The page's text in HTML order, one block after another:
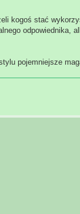
kogoś stać
odpowiednika,
pojemniejsze